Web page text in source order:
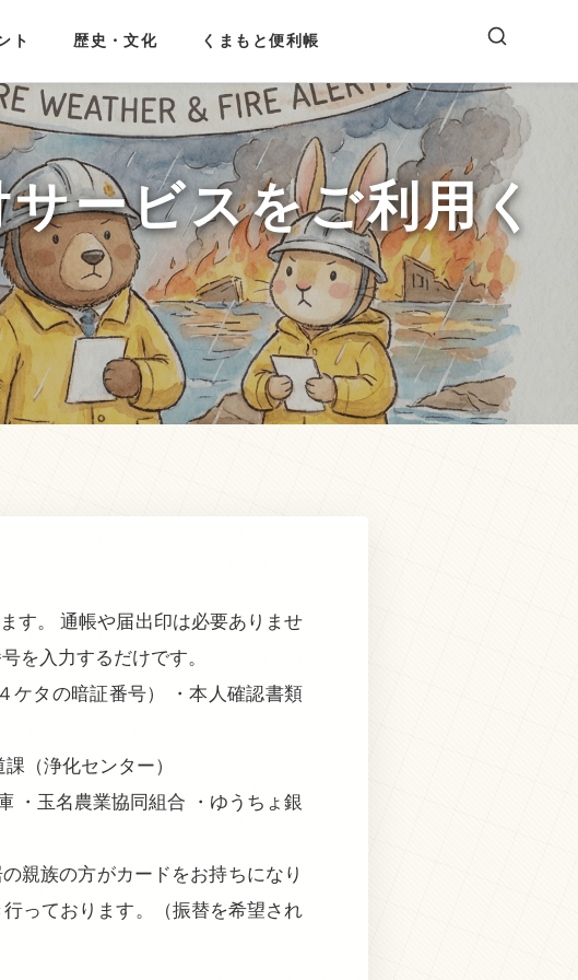
ト 歴史・文化 くまもと便利帳
ービスをご利用く
す。 通帳や届出印は必要ありませ
を入力するだけです。
ケタの暗証番号） ・本人確認書類
（浄化センター）
・玉名農業協同組合 ・ゆうちょ銀
親族の方がカードをお持ちになり
っております。（振替を希望され